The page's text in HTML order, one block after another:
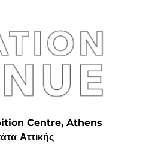
Centre, Athens
Αττικής